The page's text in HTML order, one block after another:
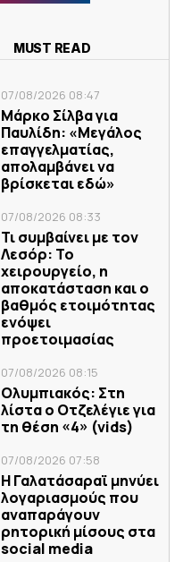
MUST READ
07/08/2026 08:47
Μάρκο Σίλβα για
Παυλίδη: «Μεγάλος
επαγγελματίας,
απολαμβάνει να
βρίσκεται εδώ»
07/08/2026 08:33
Τι συμβαίνει με τον
Λεσόρ: Το
χειρουργείο, η
αποκατάσταση και ο
βαθμός ετοιμότητας
ενόψει
προετοιμασίας
07/08/2026 08:15
Ολυμπιακός: Στη
λίστα ο Οτζελέγιε για
τη θέση «4» (vids)
07/08/2026 07:58
Η Γαλατάσαραϊ μηνύει
λογαριασμούς που
αναπαράγουν
ρητορική μίσους στα
social media